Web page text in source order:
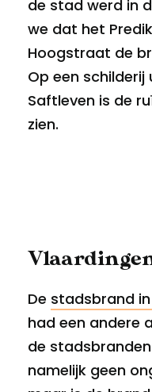
de stad werd in
we dat het
Hoogstraat de
Op een schilderij
Saftleven is de
zien.
De stadsbrand
had een andere
de
namelijk geen